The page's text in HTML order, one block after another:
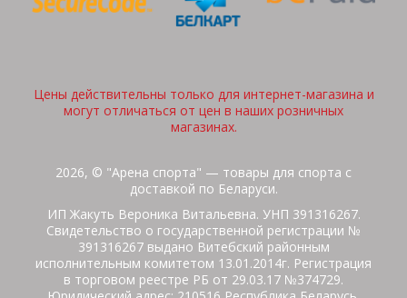
Цены действительны только для интернет-магазина и
могут отличаться от цен в наших розничных
магазинах.
2026, © "Арена спорта" — товары для спорта с
доставкой по Беларуси.
ИП Жакуть Вероника Витальевна. УНП 391316267.
Свидетельство о государственной регистрации №
391316267 выдано Витебский районным
исполнительным комитетом 13.01.2014г. Регистрация
в торговом реестре РБ от 29.03.17 №374729.